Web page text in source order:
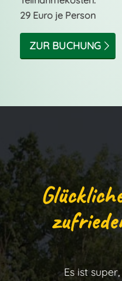
29 Euro je Person
ZUR BUCHUNG
Es ist